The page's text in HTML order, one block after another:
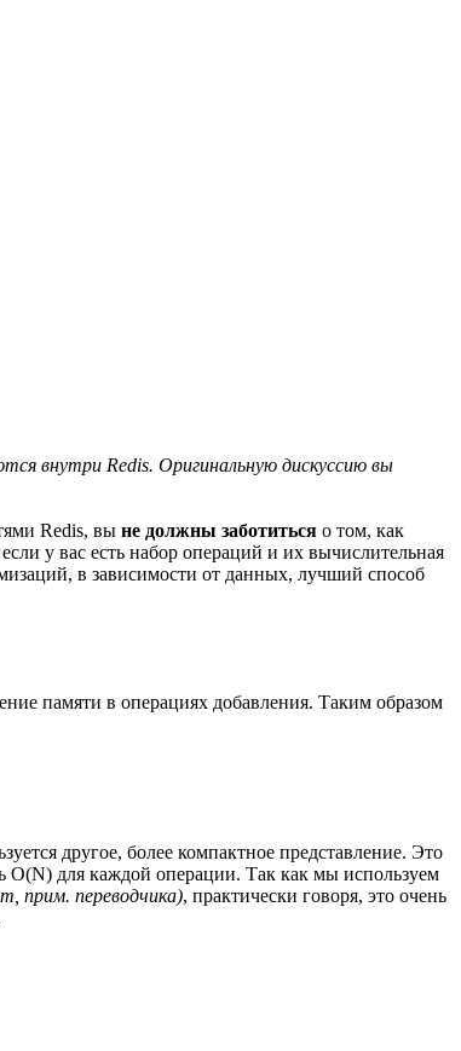
внутри Redis. Оригинальную дискуссию вы
Redis, вы не должны заботиться о том, как
у вас есть набор операций и их вычислительная
в зависимости от данных, лучший способ
памяти в операциях добавления. Таким образом
другое, более компактное представление. Это
O(N) для каждой операции. Так как мы используем
прим. переводчика), практически говоря, это очень